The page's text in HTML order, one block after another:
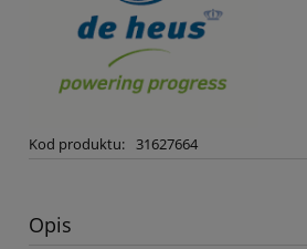
Kod produktu: 31627664
Opis